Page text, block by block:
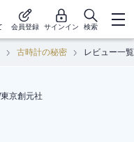
会員登録 サインイン 検索
古時計の秘密 レビュー一覧
東京創元社